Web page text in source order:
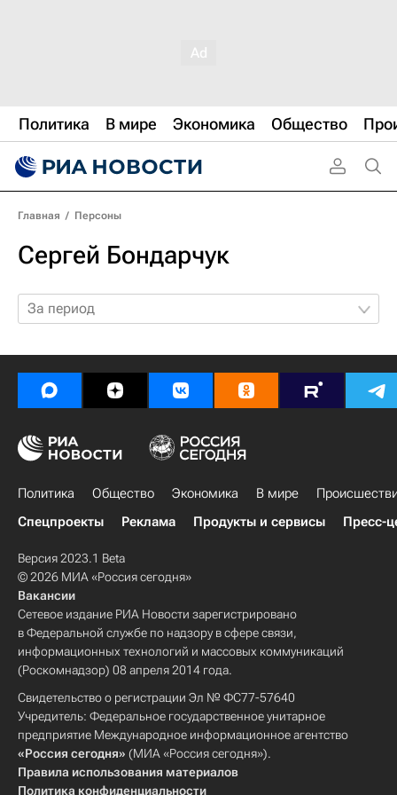
Политика В мире Экономика Общество
Главная / Персоны
Сергей Бондарчук
За период
Политика Общество Экономика В мире
Спецпроекты
Реклама Продукты и сервисы Пресс-
Версия 2023.1 Beta
© 2026 МИА «Россия сегодня»
Вакансии
Сетевое издание РИА Новости зарегистрировано
в Федеральной службе по надзору в сфере связи,
информационных технологий и массовых коммуникаций
(Роскомнадзор) 08 апреля 2014 года.
Свидетельство о регистрации Эл № ФС77-57640
Учредитель: Федеральное государственное унитарное
предприятие Международное информационное агентство
«Россия сегодня» (МИА «Россия сегодня»).
Правила использования материалов
Политика конфиденциальности